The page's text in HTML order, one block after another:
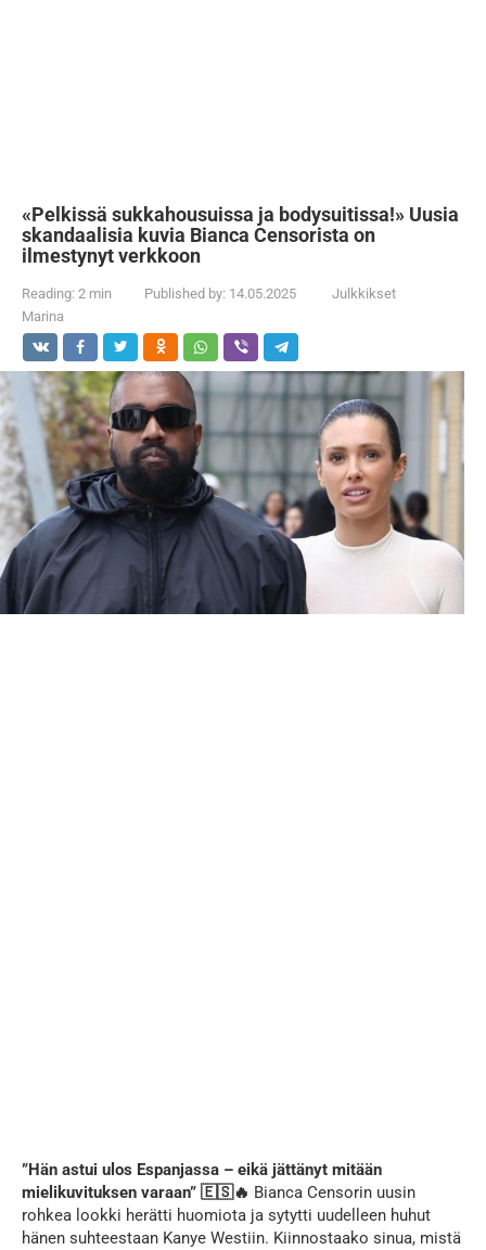
«Pelkissä sukkahousuissa ja bodysuitissa!» Uusia
skandaalisia kuvia Bianca Censorista on
ilmestynyt verkkoon
Reading: 2 min Published by: 14.05.2025
Julkkikset
Marina
”Hän astui ulos Espanjassa – eikä jättänyt mitään
mielikuvituksen varaan” 🇪🇸🔥 Bianca Censorin uusin
rohkea lookki herätti huomiota ja sytytti uudelleen huhut
hänen suhteestaan Kanye Westiin. Kiinnostaako sinua, mistä